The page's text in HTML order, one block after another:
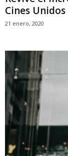
Cines Unidos
21 enero, 2020